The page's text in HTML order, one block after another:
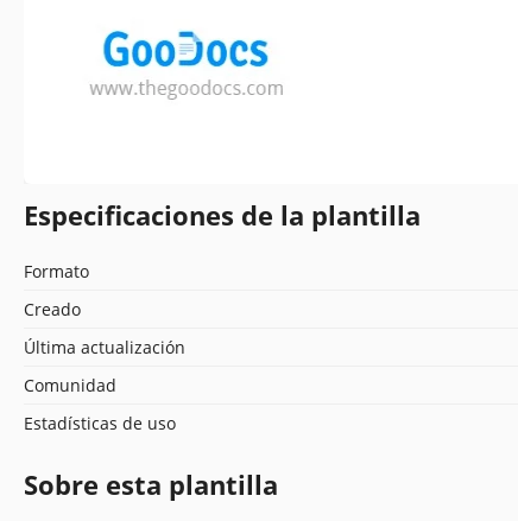
Especificaciones de la plantilla
Formato
Creado
Última actualización
Comunidad
Estadísticas de uso
Sobre esta plantilla